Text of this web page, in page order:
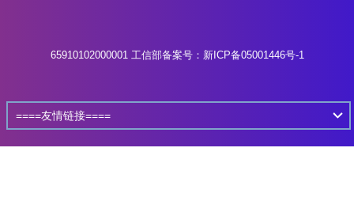
65910102000001 工信部备案号：新ICP备05001446号-1
====友情链接====